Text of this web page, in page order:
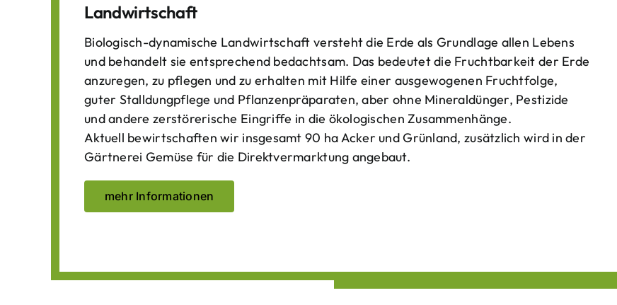
Landwirtschaft
Biologisch-dynamische Landwirtschaft versteht die Erde als Grundlage allen Lebens
und behandelt sie entsprechend bedachtsam. Das bedeutet die Fruchtbarkeit der Erde
anzuregen, zu pflegen und zu erhalten mit Hilfe einer ausgewogenen Fruchtfolge,
guter Stalldungpflege und Pflanzenpräparaten, aber ohne Mineraldünger, Pestizide
und andere zerstörerische Eingriffe in die ökologischen Zusammenhänge.
Aktuell bewirtschaften wir insgesamt 90 ha Acker und Grünland, zusätzlich wird in der
Gärtnerei Gemüse für die Direktvermarktung angebaut.
mehr Informationen